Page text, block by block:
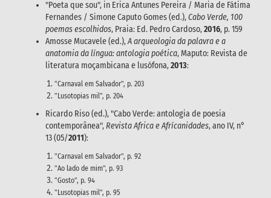
"Poeta que sou", in Erica Antunes Pereira / Maria de Fátima
Fernandes / Simone Caputo Gomes (ed.),Cabo Verde, 100
poemas escolhidos, Praia: Ed. Pedro Cardoso,2016, p. 159
Amosse Mucavele (ed.),A arqueologia da palavra e a
anatomia da língua: antologia poética, Maputo: Revista de
literatura moçambicana e lusófona,2013:
"Carnaval em Salvador", p. 203
"Lusotopias mil", p. 204
Ricardo Riso (ed.), "Cabo Verde: antologia de poesia
contemporânea",Revista Africa e Afrícanidades, ano IV, n°
13 (05/2011):
"Carnaval em Salvador", p. 92
"Ao lado de mim", p. 93
"Gosto", p. 94
"Lusotopias mil", p. 95